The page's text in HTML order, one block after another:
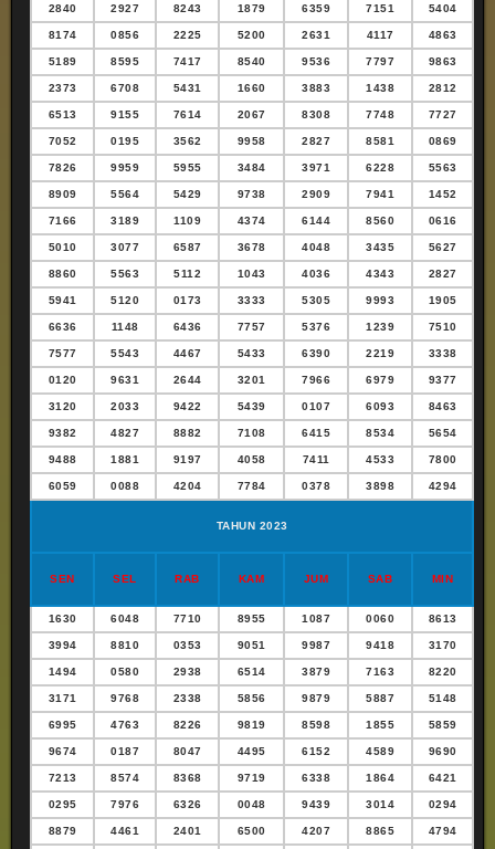
2840 2927 8243 1879 6359 7151 5404
8174 0856 2225 5200 2631 4117 4863
5189 8595 7417 8540 9536 7797 9863
2373 6708 5431 1660 3883 1438 2812
6513 9155 7614 2067 8308 7748 7727
7052 0195 3562 9958 2827 8581 0869
7826 9959 5955 3484 3971 6228 5563
8909 5564 5429 9738 2909 7941 1452
7166 3189 1109 4374 6144 8560 0616
5010 3077 6587 3678 4048 3435 5627
8860 5563 5112 1043 4036 4343 2827
5941 5120 0173 3333 5305 9993 1905
6636 1148 6436 7757 5376 1239 7510
7577 5543 4467 5433 6390 2219 3338
0120 9631 2644 3201 7966 6979 9377
3120 2033 9422 5439 0107 6093 8463
9382 4827 8882 7108 6415 8534 5654
9488 1881 9197 4058 7411 4533 7800
6059 0088 4204 7784 0378 3898 4294
TAHUN 2023
SEN SEL RAB KAM JUM SAB MIN
1630 6048 7710 8955 1087 0060 8613
3994 8810 0353 9051 9987 9418 3170
1494 0580 2938 6514 3879 7163 8220
3171 9768 2338 5856 9879 5887 5148
6995 4763 8226 9819 8598 1855 5859
9674 0187 8047 4495 6152 4589 9690
7213 8574 8368 9719 6338 1864 6421
0295 7976 6326 0048 9439 3014 0294
8879 4461 2401 6500 4207 8865 4794